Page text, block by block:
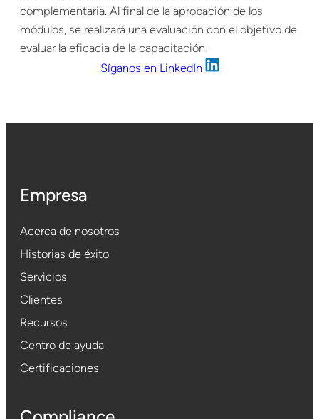
complementaria. Al final de la aprobación de los
módulos, se realizará una evaluación con el objetivo de
evaluar la eficacia de la capacitación.
Síganos en LinkedIn
Empresa
Acerca de nosotros
Historias de éxito
Servicios
Clientes
Recursos
Centro de ayuda
Certificaciones